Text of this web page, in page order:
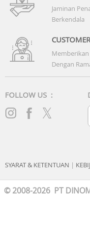
Jaminan
Berkendala
Dengan
FOLLOW US :
SYARAT & KETENTUAN |
© 2008-2026 PT